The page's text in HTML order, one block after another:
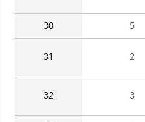
30 5
31 2
32 3